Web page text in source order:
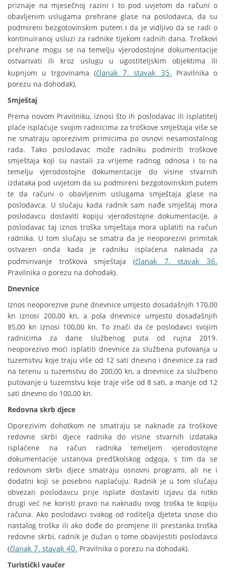
priznaje na mjesečnoj razini i to pod uvjetom da računi o
obavljenim uslugama prehrane glase na poslodavca, da su
podmireni bezgotovinskim putem i da je vidljivo da se radi o
kontinuiranoj usluzi za radnike tijekom radnih dana. Troškovi
prehrane mogu se na temelju vjerodostojne dokumentacije
ostvarivati ili kroz uslugu u ugostiteljskim objektima ili
kupnjom u trgovinama (članak 7. stavak 35. Pravilnika o
porezu na dohodak).
Smještaj
Prema novom Pravilniku, iznosi što ih poslodavac ili isplatitelj
plaće isplaćuje svojim radnicima za troškove smještaja više se
ne smatraju oporezivim primicima po osnovi nesamostalnog
rada. Tako poslodavac može radniku podmiriti troškove
smještaja koji su nastali za vrijeme radnog odnosa i to na
temelju vjerodostojne dokumentacije do visine stvarnih
izdataka pod uvjetom da su podmireni bezgotovinskim putem
te da računi o obavljenim uslugama smještaja glase na
poslodavca. U slučaju kada radnik sam nađe smještaj mora
poslodavcu dostaviti kopiju vjerodostojne dokumentacije, a
poslodavac taj iznos troška smještaja mora uplatiti na račun
radnika. U tom slučaju se smatra da je neoporezivi primitak
ostvaren onda kada je radniku isplaćena naknada za
podmirivanje troškova smještaja (članak 7. stavak 36.
Pravilnika o porezu na dohodak).
Dnevnice
Iznos neoporezive pune dnevnice umjesto dosadašnjih 170,00
kn iznosi 200,00 kn, a pola dnevnice umjesto dosadašnjih
85,00 kn iznosi 100,00 kn. To znači da će poslodavci svojim
radnicima za dane službenog puta od rujna 2019.
neoporezivo moći isplatiti dnevnice za službena putovanja u
tuzemstvu koje traju više od 12 sati dnevno i dnevnice za rad
na terenu u tuzemstvu do 200,00 kn, a dnevnice za službeno
putovanje u tuzemstvu koje traje više od 8 sati, a manje od 12
sati dnevno do 100,00 kn.
Redovna skrb djece
Oporezivim dohotkom ne smatraju se naknade za troškove
redovne skrbi djece radnika do visine stvarnih izdataka
isplaćene na račun radnika temeljem vjerodostojne
dokumentacije ustanova predškolskog odgoja, s tim da se
redovnom skrbi djece smatraju osnovni programi, ali ne i
dodatni koji se posebno naplaćuju. Radnik je u tom slučaju
obvezan poslodavcu prije isplate dostaviti izjavu da nitko
drugi već ne koristi pravo na naknadu ovog troška te kopiju
računa. Ako poslodavci svakog od roditelja djeteta snose dio
nastalog troška ili ako dođe do promjene ili prestanka troška
redovne skrbi, radnik je dužan o tome obavijestiti poslodavca
(članak 7. stavak 40. Pravilnika o porezu na dohodak).
Turistički vaučer